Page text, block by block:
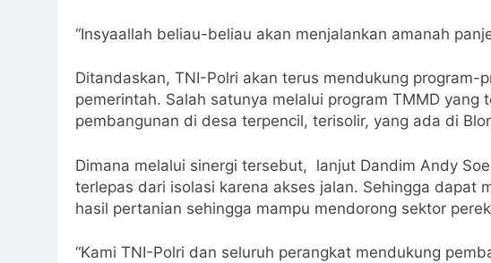
“Insyaallah beliau-beliau akan menjalankan amanah
Ditandaskan, TNI-Polri akan terus mendukung program-
pemerintah. Salah satunya melalui program TMMD yang
pembangunan di desa terpencil, terisolir, yang ada di
Dimana melalui sinergi tersebut, lanjut Dandim Andy
terlepas dari isolasi karena akses jalan. Sehingga dapat
hasil pertanian sehingga mampu mendorong sektor
“Kami TNI-Polri dan seluruh perangkat mendukung